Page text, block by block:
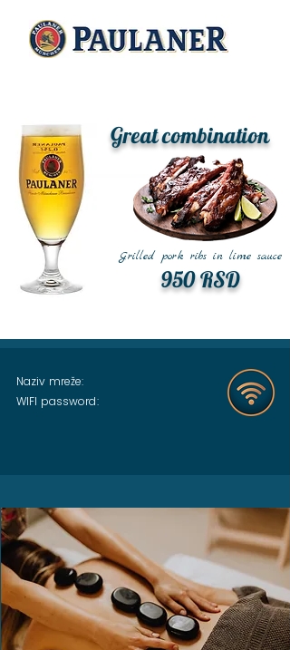
Great combination
950 RSD
Grilled pork ribs in lime sauce
Naziv mreže:
WIFI password: